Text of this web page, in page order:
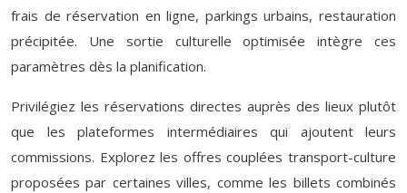
frais de réservation en ligne, parkings urbains, restauration
précipitée. Une sortie culturelle optimisée intègre ces
paramètres dès la planification.
Privilégiez les réservations directes auprès des lieux plutôt
que les plateformes intermédiaires qui ajoutent leurs
commissions. Explorez les offres couplées transport-culture
proposées par certaines villes, comme les billets combinés